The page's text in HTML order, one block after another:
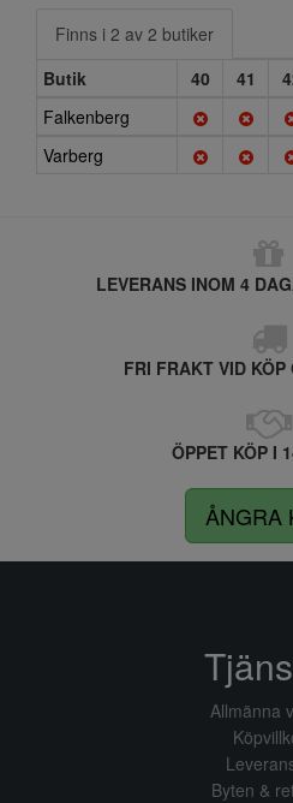
Finns i 2 av 2 butiker
Butik
40 41
Falkenberg
Varberg
LEVERANS INOM 4
FRI FRAKT VID KÖP
ÖPPET KÖP I
ÅNGRA
Allmänna
Byten &